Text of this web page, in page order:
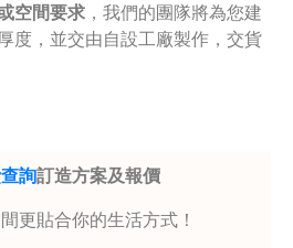
空間要求 ，我們的團隊將為您建
度，並交由自設工廠製作，交貨
詢訂造方案及報價
更貼合你的生活方式！